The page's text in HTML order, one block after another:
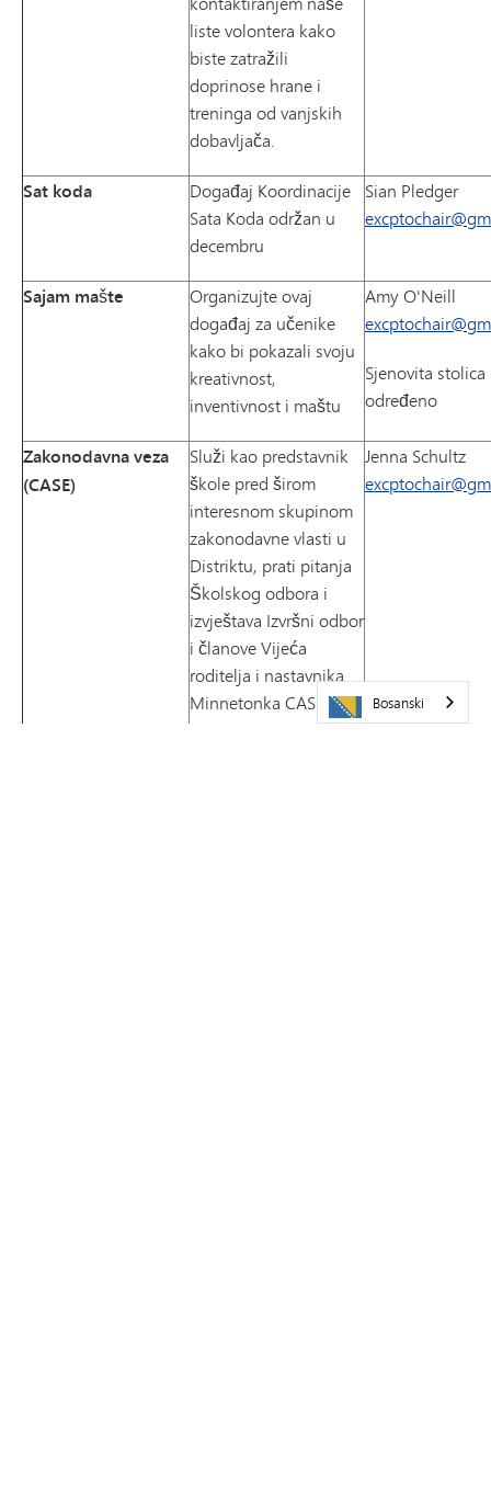
liste volontera kako
biste zatražili
doprinose hrane i
treninga od vanjskih
dobavljača.
Sat koda
Događaj Koordinacije
Sata Koda održan u
decembru
Sian Pledger
Sajam mašte
Organizujte ovaj
događaj za učenike
kako bi pokazali svoju
kreativnost,
inventivnost i maštu
Amy O'Neill
Sjenovita
određeno
Zakonodavna veza
(CASE)
Služi kao predstavnik
škole pred širom
interesnom skupinom
zakonodavne vlasti u
Distriktu, prati pitanja
Školskog odbora i
izvještava Izvršni odbor
i članove Vijeća
roditelja i nastavnika.
Minnetonka CASE
(Akcija zajednice za
Jenna Schultz
Bosanski